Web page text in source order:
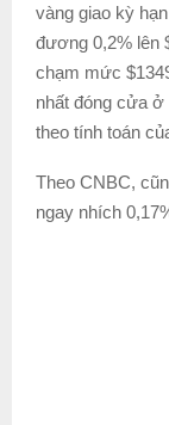
vàng giao kỳ
đương 0,2% lên
chạm mức
nhất đóng cửa
theo tính toán
Theo CNBC,
ngay nhích